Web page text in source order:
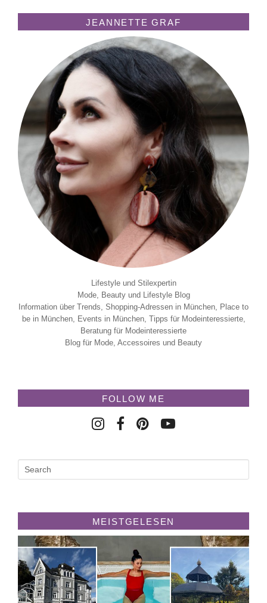
JEANNETTE GRAF
Lifestyle und Stilexpertin
Mode, Beauty und Lifestyle Blog
Information über Trends, Shopping-Adressen in München, Place to
be in München, Events in München, Tipps für Modeinteressierte,
Beratung für Modeinteressierte
Blog für Mode, Accessoires und Beauty
FOLLOW ME
MEISTGELESEN